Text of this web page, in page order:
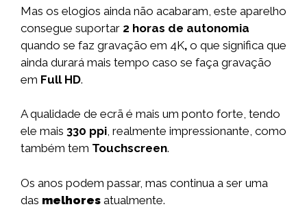
Mas os elogios ainda não acabaram, este aparelho
consegue suportar 2 horas de autonomia
quando se faz gravação em 4K, o que significa que
ainda durará mais tempo caso se faça gravação
em Full HD.
A qualidade de ecrã é mais um ponto forte, tendo
ele mais 330 ppi, realmente impressionante, como
também tem Touchscreen.
Os anos podem passar, mas continua a ser uma
das melhores atualmente.